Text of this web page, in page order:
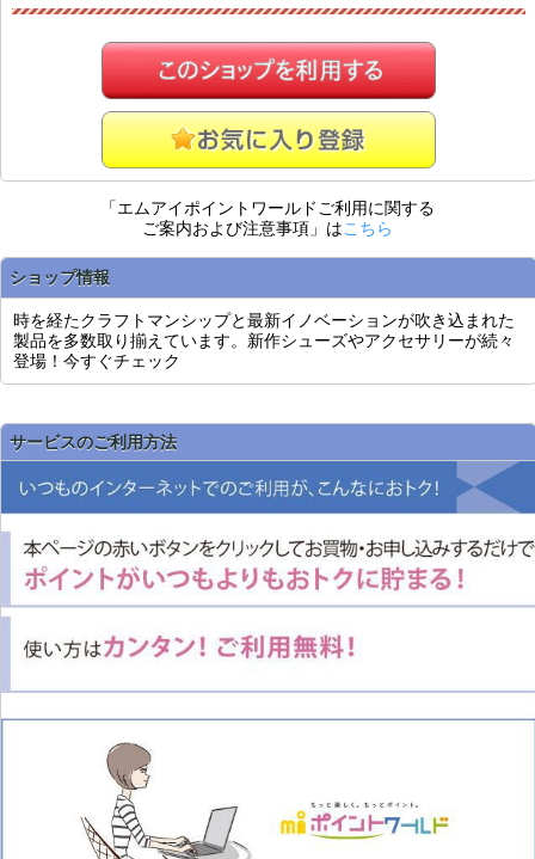
「エムアイポイントワールドご利用に関する
ご案内および注意事項」はこちら
ショップ情報
時を経たクラフトマンシップと最新イノベーションが吹き込まれた
製品を多数取り揃えています。新作シューズやアクセサリーが続々
登場！今すぐチェック
サービスのご利用方法